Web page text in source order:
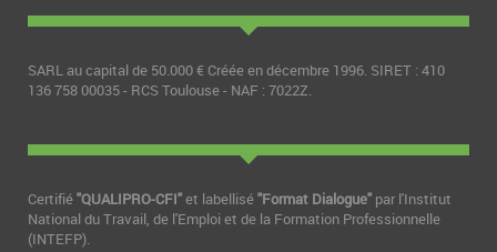
SARL au capital de 50.000 € Créée en décembre 1996. SIRET : 410
136 758 00035 - RCS Toulouse - NAF : 7022Z.
Certifié"QUALIPRO-CFI"et labellisé"Format Dialogue" par l'Institut
National du Travail, de l'Emploi et de la Formation Professionnelle
(INTEFP).